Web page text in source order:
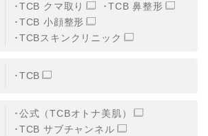
れる情報
者の範囲
の利用目的
TCB クマ取り
TCB 鼻整形
TCB 小顔整形
TCBスキンクリニック
TCB
公式（TCBオトナ美肌）
TCB サブチャンネル